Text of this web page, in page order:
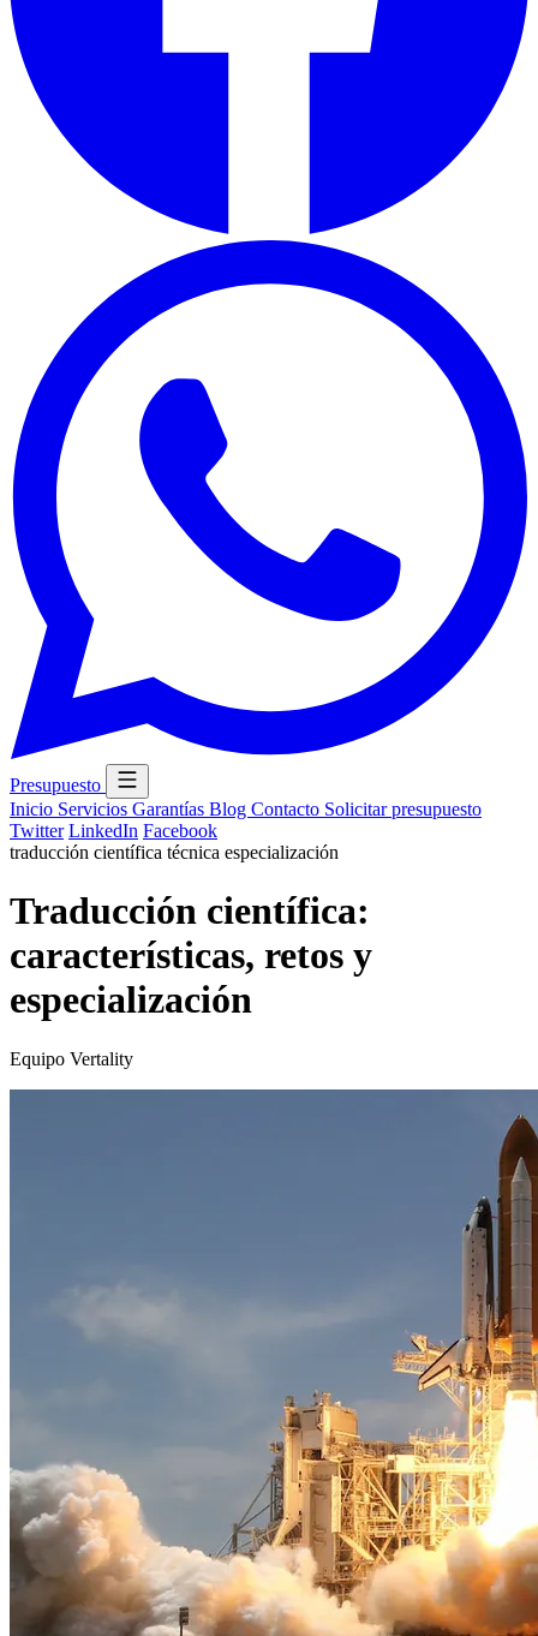
Presupuesto
Inicio Servicios Garantías Blog Contacto Solicitar presupuesto
Twitter LinkedIn Facebook
traducción científica técnica especialización
Traducción científica:
características, retos y
especialización
Equipo Vertality